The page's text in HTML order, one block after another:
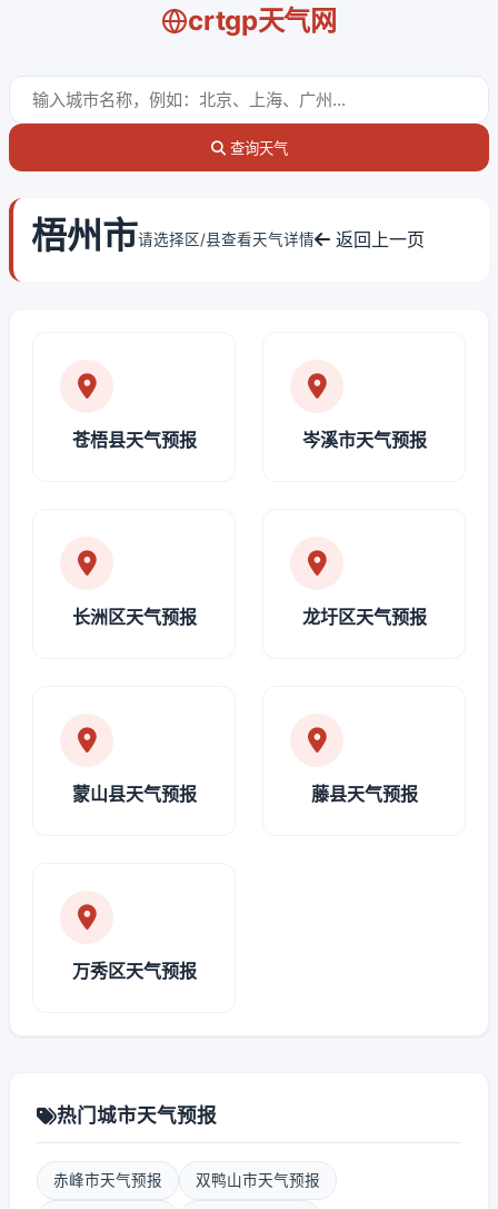
crtgp天气网
查询天气
梧州市请选择区/县查看天气详情 返回上一页
苍梧县天气预报 岑溪市天气预报
长洲区天气预报 龙圩区天气预报
蒙山县天气预报 藤县天气预报
万秀区天气预报
热门城市天气预报
赤峰市天气预报 双鸭山市天气预报